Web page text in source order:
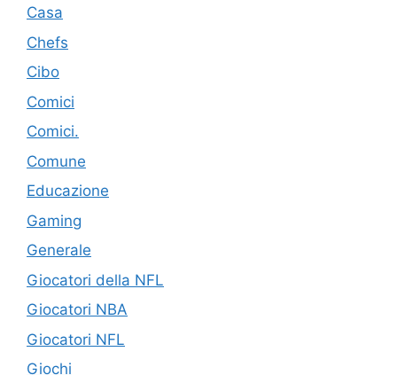
Casa
Chefs
Cibo
Comici
Comici.
Comune
Educazione
Gaming
Generale
Giocatori della NFL
Giocatori NBA
Giocatori NFL
Giochi